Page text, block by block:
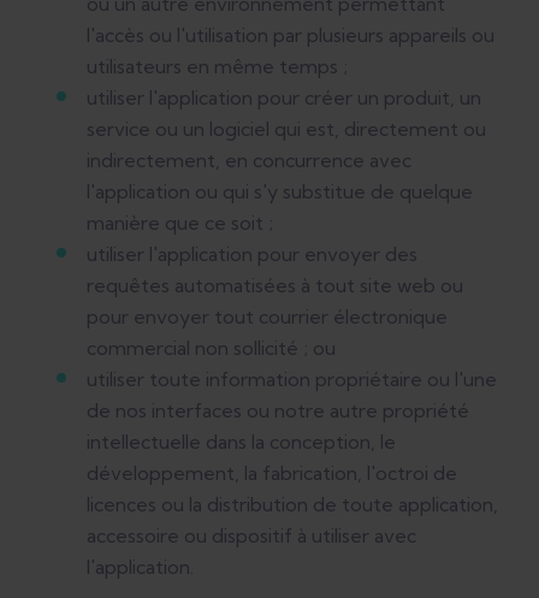
l'accès ou l'utilisation par plusieurs appareils ou
utilisateurs en même temps ;
utiliser l'application pour créer un produit, un
service ou un logiciel qui est, directement ou
indirectement, en concurrence avec
l'application ou qui s'y substitue de quelque
manière que ce soit ;
utiliser l'application pour envoyer des
requêtes automatisées à tout site web ou
pour envoyer tout courrier électronique
commercial non sollicité ; ou
utiliser toute information propriétaire ou l'une
de nos interfaces ou notre autre propriété
intellectuelle dans la conception, le
développement, la fabrication, l'octroi de
licences ou la distribution de toute application,
accessoire ou dispositif à utiliser avec
l'application.